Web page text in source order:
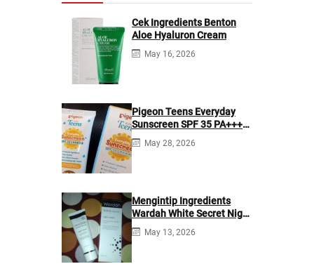
Cek Ingredients Benton
Aloe Hyaluron Cream
May 16, 2026
Pigeon Teens Everyday
Sunscreen SPF 35 PA+++
Ingredients
May 28, 2026
Mengintip Ingredients
Wardah White Secret Night
Cream
May 13, 2026